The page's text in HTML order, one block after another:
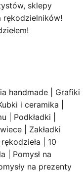
sklepy
rękodzielników!
handmade | Grafiki
i ceramika |
| Podkładki |
| Zakładki
| 10
| Pomysł na
na prezenty